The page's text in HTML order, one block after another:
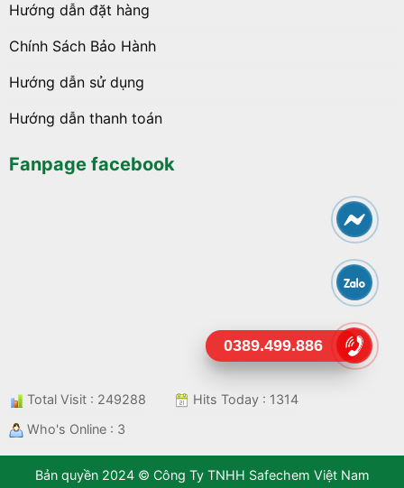
Hướng dẫn đặt hàng
Chính Sách Bảo Hành
Hướng dẫn sử dụng
Hướng dẫn thanh toán
Fanpage facebook
Total Visit : 249288
Hits Today : 1314
Who's Online : 3
Bản quyền 2024 © Công Ty TNHH Safechem Việt Nam
0389.499.886